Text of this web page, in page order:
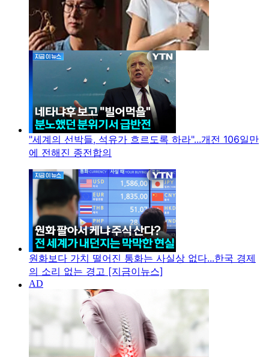
"세계의 선박들, 석유가 흐르도록 하라"...개전 106일만
에 전해진 종전합의
원화보다 가치 떨어진 통화는 사실상 없다...한국 경제
의 소리 없는 경고 [지금이뉴스]